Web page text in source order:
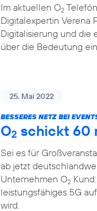
Im aktuellen O2
Digitalexpertin Verena
Digitalisierung und die
über die Bedeutung
25. Mai 2022
BESSERES NETZ BEI
O2 schickt 60
Sei es für
ab jetzt
Unternehmen O2
leistungsfähiges 5G
wird.